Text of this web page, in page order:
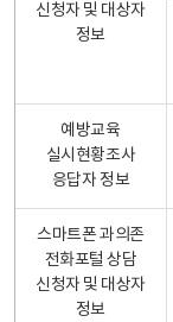
신청자 및 대상자
정보
예방교육
실시현황조사
응답자 정보
스마트폰 과의존
전화포털 상담
신청자 및 대상자
정보